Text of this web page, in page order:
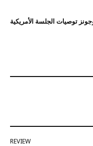
توصيات الجلسة الأمريكية
REVIEW